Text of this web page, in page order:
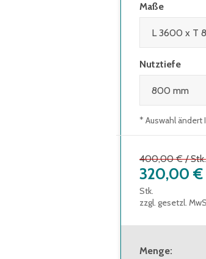
Maße
Nutztiefe
* Auswahl ändert
400,00 € /Stk.
320,00 €
Stk.
zzgl. gesetzl.
Menge: